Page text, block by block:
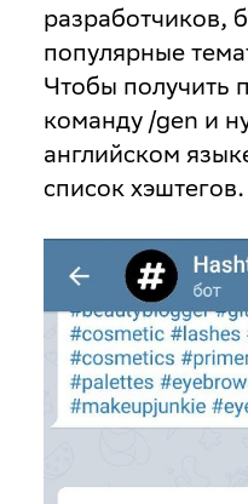
разработчиков,
популярные
Чтобы получить
команду /gen и
английском
список хэштегов.